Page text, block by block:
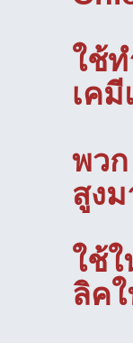
ใช้
เค
พว
สูง
ใช้
ลิค